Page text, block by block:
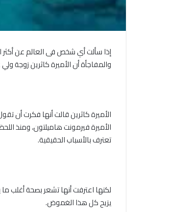
إذا سألت أي شخص فى العالم عن أكثر
والمفاجأة أن الأميرة كاثرين زوجة
الأميرة كاثرين قالت أنها فكرت أن
الأميرة فيرمونت هاميلتون، ومنذ
تعترف بالأسباب الحقيقية.
لكنها اعترفت أنها تشعر بصحة أغلب
يزيح كل هذا الغموض.